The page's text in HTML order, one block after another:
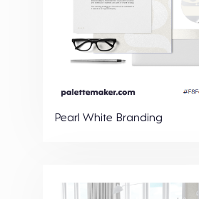
Pearl White Branding